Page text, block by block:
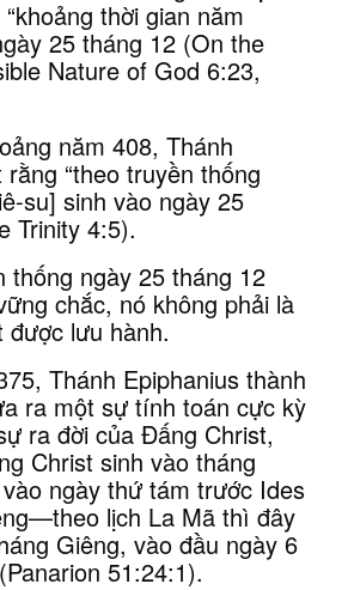
thời gian năm
25 tháng 12 (On the
Nature of God 6:23,
năm 408, Thánh
“theo truyền thống
su] sinh vào ngày 25
Trinity 4:5).
thống ngày 25 tháng 12
chắc, nó không phải là
được lưu hành.
Thánh Epiphanius thành
ra một sự tính toán cực kỳ
ra đời của Đấng Christ,
Christ sinh vào tháng
ngày thứ tám trước Ides
lịch La Mã thì đây
Giêng, vào đầu ngày 6
51:24:1).